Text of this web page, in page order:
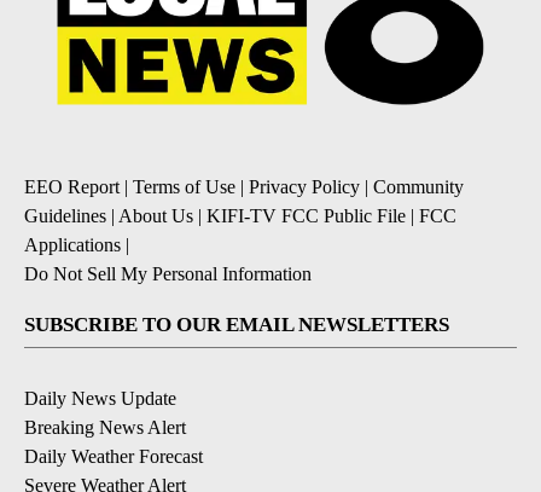
EEO Report | Terms of Use | Privacy Policy | Community
Guidelines | About Us | KIFI-TV FCC Public File | FCC
Applications |
Do Not Sell My Personal Information
SUBSCRIBE TO OUR EMAIL NEWSLETTERS
Daily News Update
Breaking News Alert
Daily Weather Forecast
Severe Weather Alert